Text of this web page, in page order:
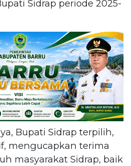
Sidrap periode 2025-
Bupati Sidrap terpilih,
mengucapkan terima
masyarakat Sidrap, baik